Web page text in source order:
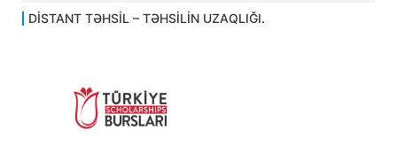
DİSTANT TƏHSİL – TƏHSİLİN UZAQLIĞI.